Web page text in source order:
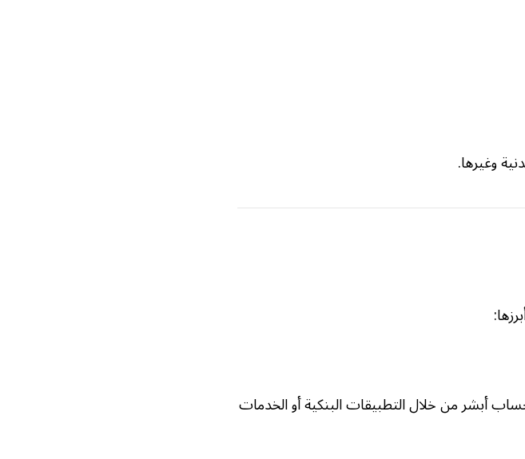
وغيرها.
أبشر من خلال التطبيقات البنكية أو الخدمات